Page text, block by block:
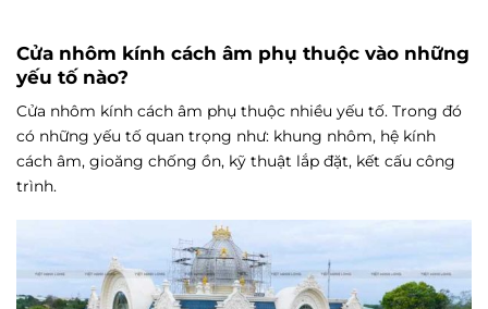
Cửa nhôm kính cách âm phụ thuộc vào những
yếu tố nào?
Cửa nhôm kính cách âm phụ thuộc nhiều yếu tố. Trong đó
có những yếu tố quan trọng như: khung nhôm, hệ kính
cách âm, gioăng chống ồn, kỹ thuật lắp đặt, kết cấu công
trình.